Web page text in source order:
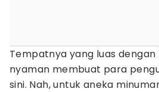
Tempatnya yang luas
nyaman membuat para
sini. Nah, untuk aneka